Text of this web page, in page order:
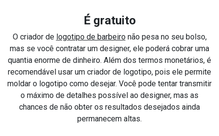
É gratuito
O criador de logotipo de barbeironão pesa no seu bolso,
mas se você contratar um designer, ele poderá cobrar uma
quantia enorme de dinheiro. Além dos termos monetários, é
recomendável usar um criador de logotipo, pois ele permite
moldar o logotipo como desejar. Você pode tentar transmitir
o máximo de detalhes possível ao designer, mas as
chances de não obter os resultados desejados ainda
permanecem altas.